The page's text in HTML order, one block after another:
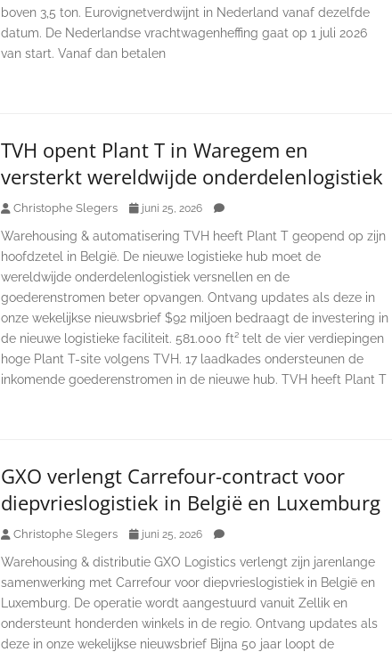
boven 3,5 ton. Eurovignetverdwijnt in Nederland vanaf dezelfde
datum. De Nederlandse vrachtwagenheffing gaat op 1 juli 2026
van start. Vanaf dan betalen
TVH opent Plant T in Waregem en
versterkt wereldwijde onderdelenlogistiek
Christophe Slegers juni 25, 2026
Warehousing & automatisering TVH heeft Plant T geopend op zijn
hoofdzetel in België. De nieuwe logistieke hub moet de
wereldwijde onderdelenlogistiek versnellen en de
goederenstromen beter opvangen. Ontvang updates als deze in
onze wekelijkse nieuwsbrief $92 miljoen bedraagt de investering in
de nieuwe logistieke faciliteit. 581.000 ft² telt de vier verdiepingen
hoge Plant T-site volgens TVH. 17 laadkades ondersteunen de
inkomende goederenstromen in de nieuwe hub. TVH heeft Plant T
GXO verlengt Carrefour-contract voor
diepvrieslogistiek in België en Luxemburg
Christophe Slegers juni 25, 2026
Warehousing & distributie GXO Logistics verlengt zijn jarenlange
samenwerking met Carrefour voor diepvrieslogistiek in België en
Luxemburg. De operatie wordt aangestuurd vanuit Zellik en
ondersteunt honderden winkels in de regio. Ontvang updates als
deze in onze wekelijkse nieuwsbrief Bijna 50 jaar loopt de